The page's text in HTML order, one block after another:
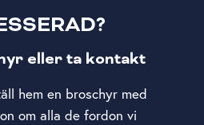
eller ta kontakt
hem en broschyr med
om alla de fordon vi